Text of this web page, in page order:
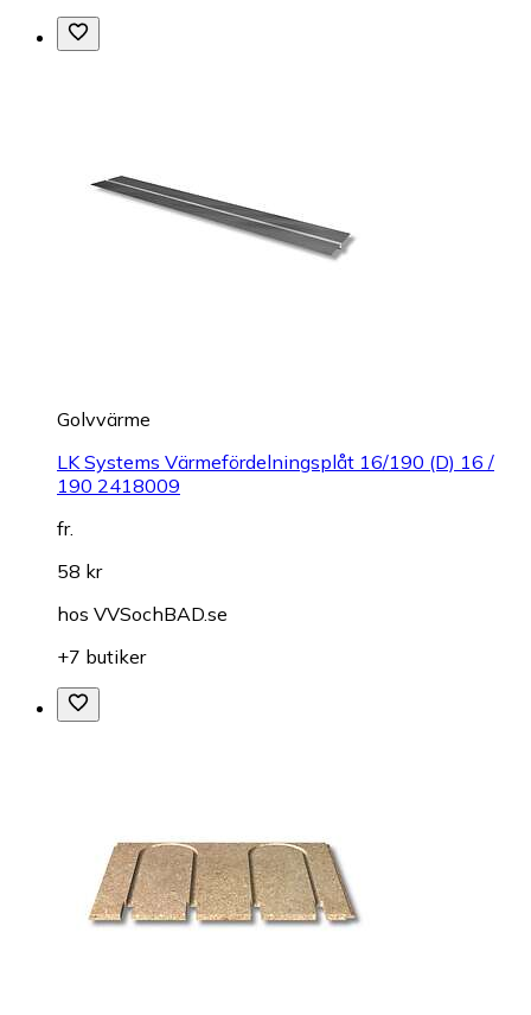
Golvvärme
LK Systems Värmefördelningsplåt 16/190 (D) 16 /
190 2418009
fr.
58 kr
hos VVSochBAD.se
+7 butiker